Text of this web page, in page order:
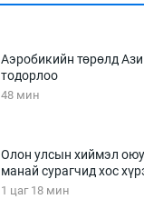
Аэробикийн төрөлд
тодорлоо
48 мин
Олон улсын хиймэл
манай сурагчид хос
1 цаг 18 мин